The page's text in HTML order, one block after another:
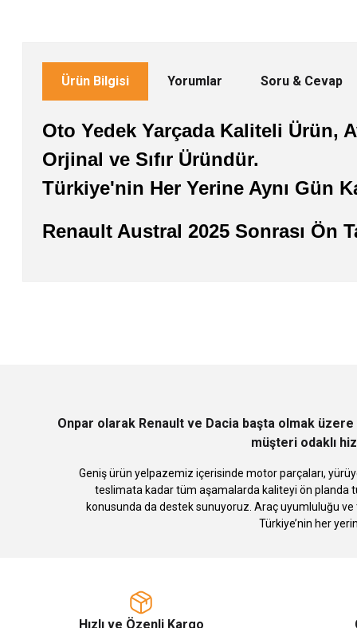
Ürün Bilgisi Yorumlar Soru & Cevap
Oto Yedek Yarçada Kaliteli Ürün,
Orjinal ve Sıfır Üründür.
Türkiye'nin Her Yerine Aynı Gün
Renault Austral 2025 Sonrası Ön
Onpar olarak Renault ve Dacia başta olmak
müşteri odaklı
Geniş ürün yelpazemiz içerisinde motor parçaları,
teslimata kadar tüm aşamalarda kaliteyi ön planda
konusunda da destek sunuyoruz. Araç uyumluluğu ve
Türkiye’nin her
Hızlı ve Özenli Kargo